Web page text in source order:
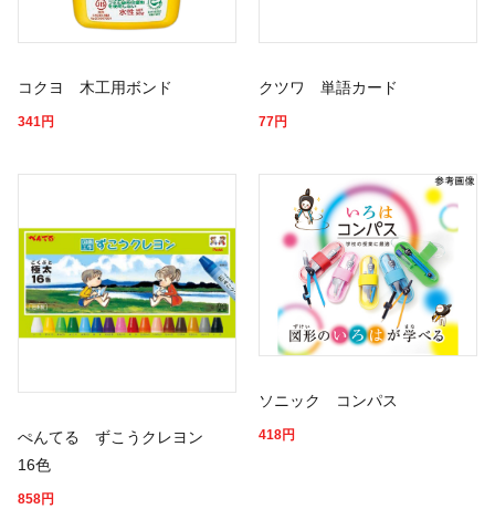
コクヨ 木工用ボンド
341円
クツワ 単語カード
77円
ぺんてる ずこうクレヨン
16色
858円
ソニック コンパス
418円